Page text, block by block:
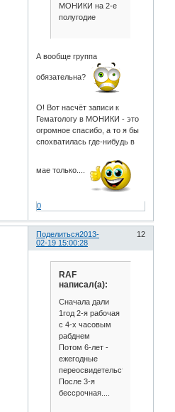
МОНИКИ на 2-е
полугодие
А вообще группа
обязательна?
О! Вот насчёт записи к
Гематологу в МОНИКИ - это
огромное спасибо, а то я бы
спохватилась где-нибудь в
мае только....
0
Поделиться 12
2013-
02-19 15:00:28
RAF
написал(а):
Сначала дали
1год 2-я рабочая
с 4-х часовым
рабднем
Потом 6-лет -
ежегодные
переосвидетельствования.
После 3-я
бессрочная....